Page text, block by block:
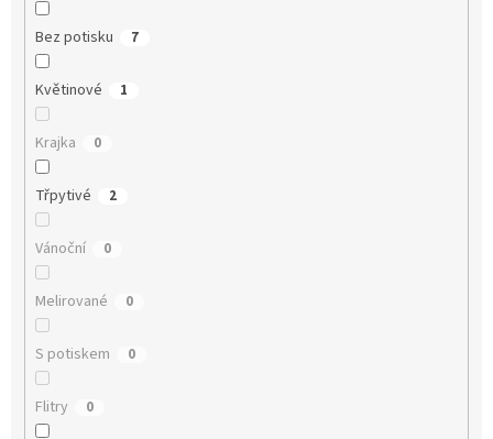
Bez potisku 7
Květinové 1
Krajka 0
Třpytivé 2
Vánoční 0
Melirované 0
S potiskem 0
Flitry 0